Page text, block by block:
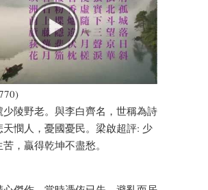
少陵野老。與李白齊名，世稱為詩
天憫人，憂國憂民。梁啟超評: 少
，贏得乾坤不盡愁。